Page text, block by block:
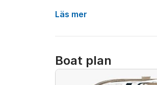
däcket har en jacuzzi,
masterkabinen i duplex,
Vackert inredda och
Läs mer
Boat plan